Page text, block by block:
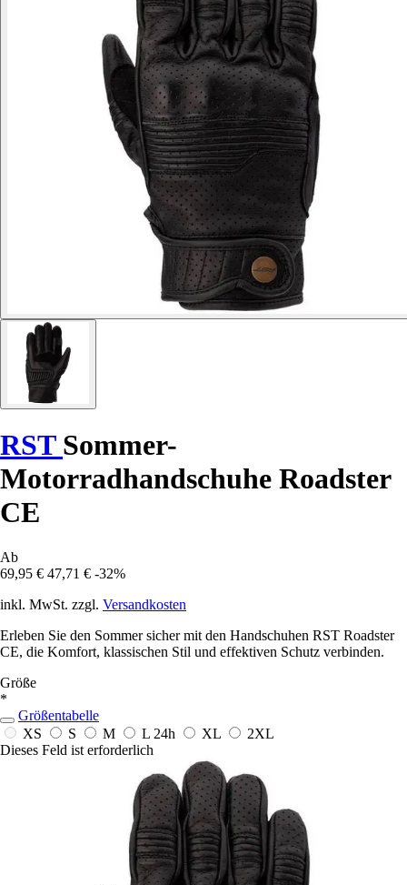
RST Sommer-
Motorradhandschuhe Roadster
CE
Ab
69,95 € 47,71 € -32%
inkl. MwSt. zzgl. Versandkosten
Erleben Sie den Sommer sicher mit den Handschuhen RST Roadster
CE, die Komfort, klassischen Stil und effektiven Schutz verbinden.
Größe
*
Größentabelle
XS
S M L 24h XL
2XL
Dieses Feld ist erforderlich